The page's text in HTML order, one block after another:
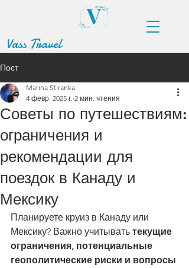
Vass Travel
Пост
Советы по путешествиям:
ограничения и
рекомендации для
поездок в Канаду и
Мексику
Marina Stiranka
4 февр. 2025 г. 2 мин. чтения
Планируете круиз в Канаду или
Мексику? Важно учитывать текущие
ограничения, потенциальные
геополитические риски и вопросы